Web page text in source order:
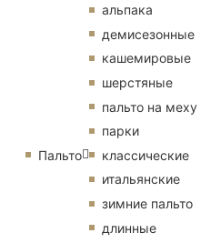
Пальто
альпака
демисезонные
кашемировые
шерстяные
пальто на меху
парки
классические
итальянские
зимние пальто
длинные